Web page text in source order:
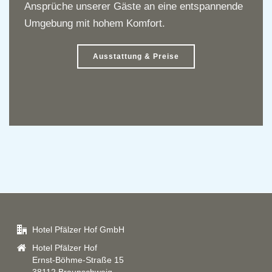
Ansprüche unserer Gäste an eine entspannende
Umgebung mit hohem Komfort.
Ausstattung & Preise
Hotel Pfälzer Hof GmbH
Hotel Pfälzer Hof
Ernst-Böhme-Straße 15